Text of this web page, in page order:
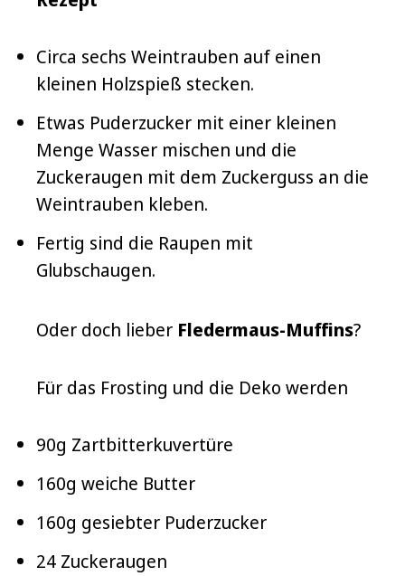
Circa sechs Weintrauben auf einen
kleinen Holzspieß stecken.
Etwas Puderzucker mit einer kleinen
Menge Wasser mischen und die
Zuckeraugen mit dem Zuckerguss an die
Weintrauben kleben.
Fertig sind die Raupen mit
Glubschaugen.
Oder doch lieber Fledermaus-Muffins?
Für das Frosting und die Deko werden
90g Zartbitterkuvertüre
160g weiche Butter
160g gesiebter Puderzucker
24 Zuckeraugen